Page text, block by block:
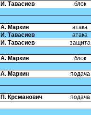
И. Тавасиев блок
А. Маркин
атака
И. Тавасиев
атака
И. Тавасиев защита
А. Маркин блок
А. Маркин подача
П. Крсманович подача